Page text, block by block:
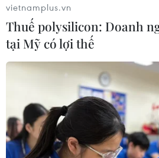
Thuế polysilicon: Doanh nghiệp
Quốc tại Mỹ có lợi thế
Tầm nhìn bán dẫn của
từ thế mạnh sẵn có lên nấc
vietnamplus.vn
Thuế polysilicon: Doanh
tại Mỹ có lợi thế